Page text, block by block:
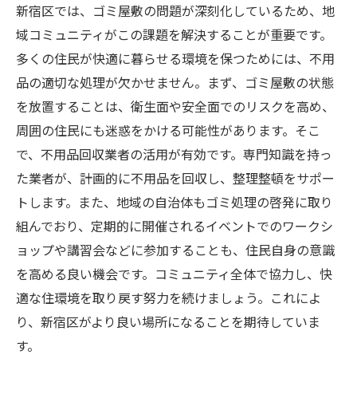
新宿区では、ゴミ屋敷の問題が深刻化しているため、地
域コミュニティがこの課題を解決することが重要です。
多くの住民が快適に暮らせる環境を保つためには、不用
品の適切な処理が欠かせません。まず、ゴミ屋敷の状態
を放置することは、衛生面や安全面でのリスクを高め、
周囲の住民にも迷惑をかける可能性があります。そこ
で、不用品回収業者の活用が有効です。専門知識を持っ
た業者が、計画的に不用品を回収し、整理整頓をサポー
トします。また、地域の自治体もゴミ処理の啓発に取り
組んでおり、定期的に開催されるイベントでのワークシ
ョップや講習会などに参加することも、住民自身の意識
を高める良い機会です。コミュニティ全体で協力し、快
適な住環境を取り戻す努力を続けましょう。これによ
り、新宿区がより良い場所になることを期待していま
す。